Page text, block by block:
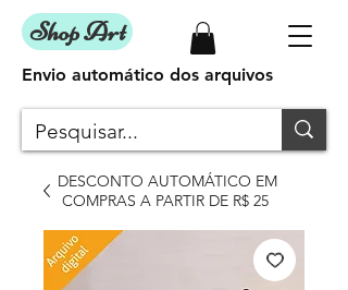
Shop Art
DESCONTO AUTOMÁTICO EM
COMPRAS A PARTIR DE R$ 25
Envio automático dos arquivos